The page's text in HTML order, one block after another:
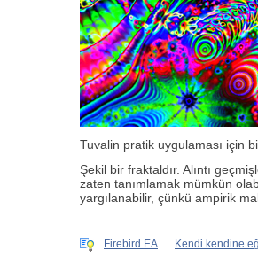
Tuvalin pratik uygulaması için
Şekil bir fraktaldır. Alıntı
zaten tanımlamak mümkün
yargılanabilir, çünkü ampirik
Firebird EA Kendi kendine